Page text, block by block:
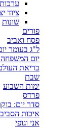
ציוד
שונות
פורים
פסח ואביב
ל"ג בעומר
יום המשפחה
בריאת
שבת
ימות השבוע
פרדס
סדר יום:
איכות
אני וגופי